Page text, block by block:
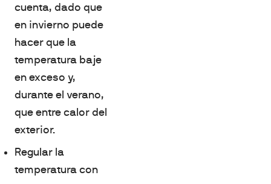
cuenta, dado que
en invierno puede
hacer que la
temperatura baje
en exceso y,
durante el verano,
que entre calor del
exterior.
Regular la
temperatura con